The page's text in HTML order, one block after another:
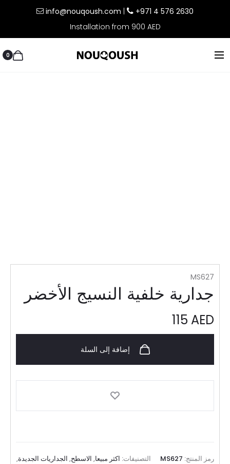
info@nouqoush.com
+971 4 576 2630
Installation from 900 AED
0
MS627
جدارية خلفية النسيج الأخضر
115 AED
رمز المنتج: MS627 التصنيفات: اکثر مبیعا, الاسطح, الجداريات الجديدة,